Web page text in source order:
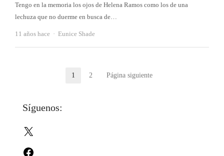
Tengo en la memoria los ojos de Helena Ramos como los de una
lechuza que no duerme en busca de…
11 años hace Autor
Eunice Shade
entradas
Página
1 Página
2 Página siguiente
Síguenos: